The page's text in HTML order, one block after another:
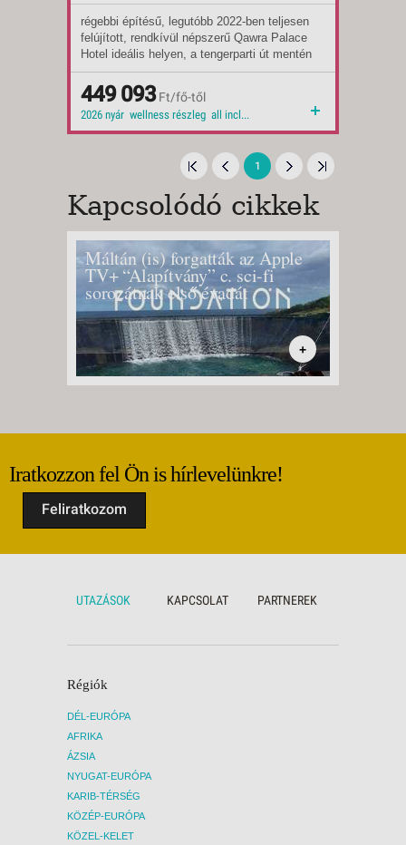
2026 nyár wellness részleg all inclusive tengerparti út mentén sziklás tengerpart 2026 családbarát wellness
Indulások:
2026.08.28-tól
Időpontok:
2 db
Ellátás:
all inclusive
Típus:
Tengerparti üdülés
Besorolás:
Szállás:
Hotel
Utazás:
menetrendszerinti járattal
régebbi építésű, legutóbb 2022-ben teljesen
felújított, rendkívül népszerű Qawra Palace
Hotel ideális helyen, a tengerparti út mentén
épült, szemben a kristálytiszta tengerrel,
kilátással a Salina Bayre. A sziklás
tengerparton lévő pálmafás strandklub
közvetlenül a szállodai folyosón keresztül
elérhető.
449 093Ft/fő-től
1
Kapcsolódó cikkek
Máltán (is) forgatták az Apple
TV+ “Alapítvány” c. sci-fi
sorozátnak első évadát
+
Iratkozzon fel Ön is hírlevelünkre!
Feliratkozom
UTAZÁSOK KAPCSOLAT PARTNEREK
Régiók
DÉL-EURÓPA
AFRIKA
ÁZSIA
NYUGAT-EURÓPA
KARIB-TÉRSÉG
KÖZÉP-EURÓPA
KÖZEL-KELET